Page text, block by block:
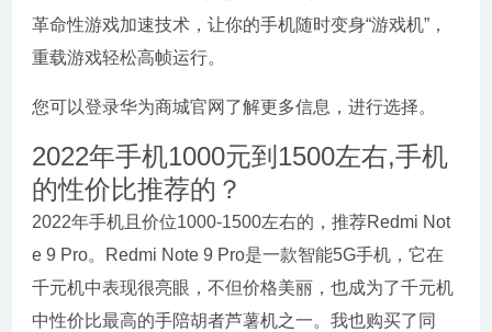
革命性游戏加速技术，让你的手机随时变身“游戏机”，
重载游戏轻松高帧运行。
您可以登录华为商城官网了解更多信息，进行选择。
2022年手机1000元到1500左右,手机
的性价比推荐的？
2022年手机且价位1000-1500左右的，推荐Redmi Not
e 9 Pro。Redmi Note 9 Pro是一款智能5G手机，它在
千元机中表现很亮眼，不但价格美丽，也成为了千元机
中性价比最高的手陪胡者芦薯机之一。我也购买了同